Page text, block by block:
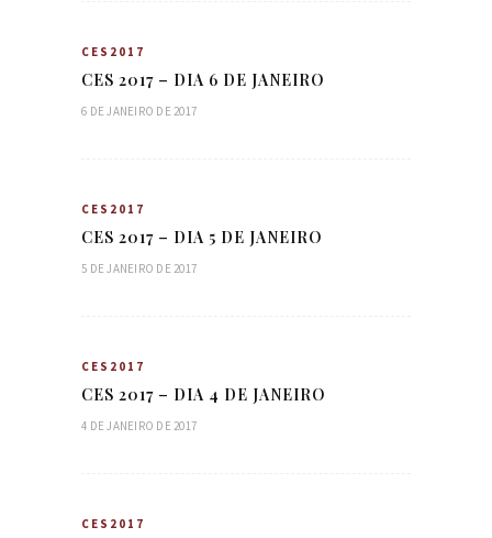
CES2017
CES 2017 – DIA 6 DE JANEIRO
6 DE JANEIRO DE 2017
CES2017
CES 2017 – DIA 5 DE JANEIRO
5 DE JANEIRO DE 2017
CES2017
CES 2017 – DIA 4 DE JANEIRO
4 DE JANEIRO DE 2017
CES2017